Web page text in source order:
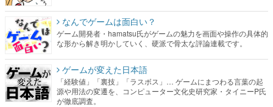
なんでゲームは面白い？
ゲーム開発者・hamatsu氏がゲームの魅力を画面や操作の具体的
な形から解き明かしていく、硬派で骨太な評論連載です。
ゲームが変えた日本語
「経験値」「裏技」「ラスボス」… ゲームにまつわる言葉の起
源や用法の変遷を、コンピューター文化史研究家・タイニーP氏
が徹底調査。